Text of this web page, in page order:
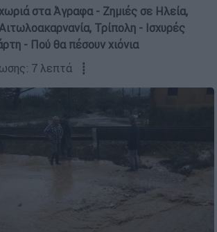
στα Άγραφα - Ζημιές σε Ηλεία,
Τρίπολη - Ισχυρές
- Πού θα πέσουν χιόνια
7 λεπτά ┋